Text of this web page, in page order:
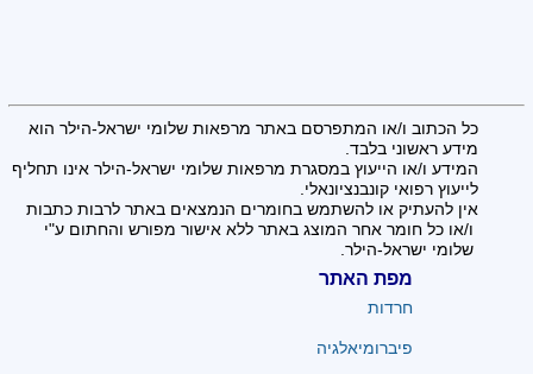
כל הכתוב ו/או המתפרסם באתר מרפאות שלומי ישראל-הילר הוא
מידע ראשוני בלבד.
המידע ו/או הייעוץ במסגרת מרפאות שלומי ישראל-הילר אינו תחליף
לייעוץ רפואי קונבנציונאלי.
אין להעתיק או להשתמש בחומרים הנמצאים באתר לרבות כתבות
ו/או כל חומר אחר המוצג באתר ללא אישור מפורש והחתום ע"י
שלומי ישראל-הילר.
מפת האתר
חרדות
פיברומיאלגיה